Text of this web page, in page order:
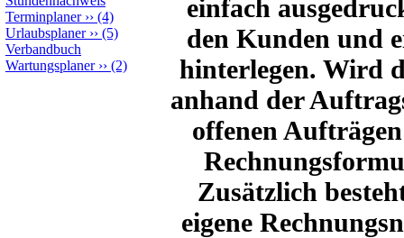
Terminplaner›› (4)
Urlaubsplaner›› (5)
Verbandbuch
Wartungsplaner›› (2)
einfach
den Kunden und
hinterlegen. Wird
anhand der
offenen
Zusätzlich
eigene